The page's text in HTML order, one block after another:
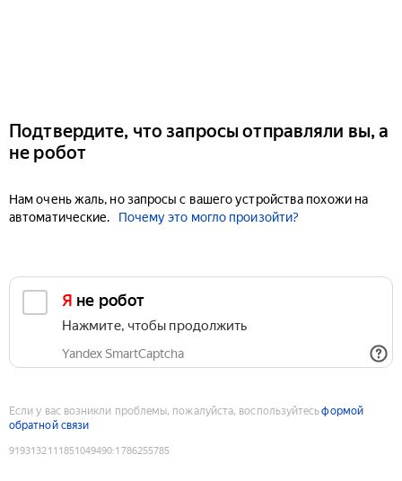
Подтвердите, что запросы отправляли вы, а
не робот
Нам очень жаль, но запросы с вашего устройства похожи на
автоматические.
Почему это могло произойти?
Я не робот
Нажмите, чтобы продолжить
Yandex SmartCaptcha
Если у вас возникли проблемы, пожалуйста, воспользуйтесьформой
обратной связи
9193132111851049490:1786255785